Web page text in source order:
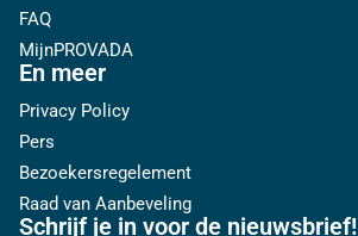
FAQ
MijnPROVADA
En meer
Privacy Policy
Pers
Bezoekersregelement
Raad van Aanbeveling
Schrijf je in voor de nieuwsbrief!